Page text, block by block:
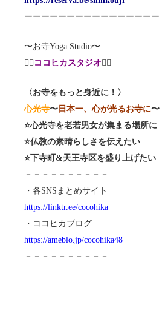
ーーーーーーーーーーーーーーーー
〜お寺Yoga Studio〜
🧘‍♀️ ココヒカスタジオ 🧘‍♂️
〈お寺をもっと身近に！〉
心光寺〜 日本一、心が光るお寺に〜
⭐️心光寺を老若男女が集まる場所に
⭐️仏教の素晴らしさを伝えたい
⭐️下寺町&天王寺区を盛り上げたい
－－－－－－－－－－
・各SNSまとめサイト
https://linktr.ee/cocohika
・ココヒカブログ
https://ameblo.jp/cocohika48
－－－－－－－－－－